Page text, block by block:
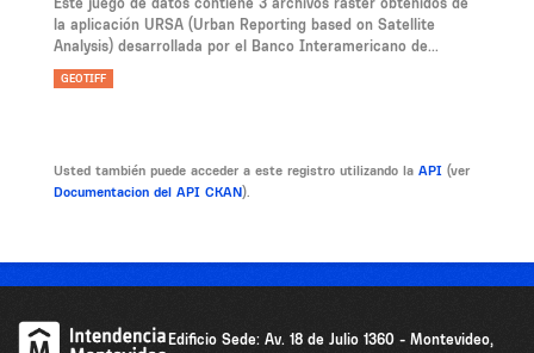
la aplicación URSA (Urban Reporting based on Satellite
Analysis) desarrollada por el Banco Interamericano de...
GEOTIFF
Usted también puede acceder a este registro utilizando la API (ver
Documentacion del API CKAN).
Edificio Sede: Av. 18 de Julio 1360 - Montevideo,